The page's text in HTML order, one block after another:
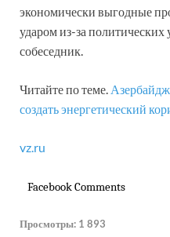
экономически выгодные
ударом из-за политических
собеседник.
Читайте по теме.
создать энергетический
vz.ru
Facebook Comments
Просмотры: 1 893